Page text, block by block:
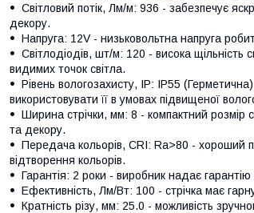
Світловий потік, Лм/м: 936 - забезпечує
декору.
Напруга: 12V - низьковольтна напруга
Світлодіодів, шт/м: 120 - висока щільність
видимих точок світла.
Рівень вологозахисту, IP: IP55
використовувати її в умовах підвищеної
Ширина стрічки, мм: 8 - компактний розмір
та декору.
Передача кольорів, CRI: Ra>80 - хороший
відтворення кольорів.
Гарантія: 2 роки - виробник надає
Ефективність, Лм/Вт: 100 - стрічка має
Кратність різу, мм: 25.0 - можливість